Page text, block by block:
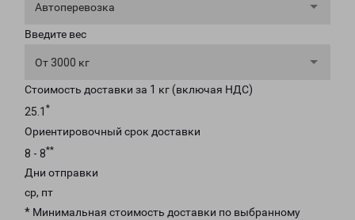
Автоперевозка
Введите вес
От 3000 кг
Стоимость доставки за 1 кг (включая НДС)
25.1 *
Ориентировочный срок доставки
8 - 8**
Дни отправки
ср, пт
* Минимальная стоимость доставки по выбранному